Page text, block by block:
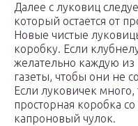
Далее с луковиц
который остается от
Новые чистые
коробку. Если
желательно каждую из
газеты, чтобы они не
Если луковичек
просторная коробка
капроновый чулок.